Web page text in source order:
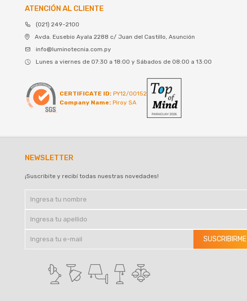
ATENCIÓN AL CLIENTE
(021) 249-2100
Avda. Eusebio Ayala 2288 c/ Juan del Castillo, Asunción
info@luminotecnia.com.py
Lunes a viernes de 07:30 a 18:00 y Sábados de 08:00 a 13:00
CERTIFICATE ID: PY12/00152
Company Name: Piroy SA
NEWSLETTER
¡Suscribite y recibí todas nuestras novedades!
SUSCRIBIRME